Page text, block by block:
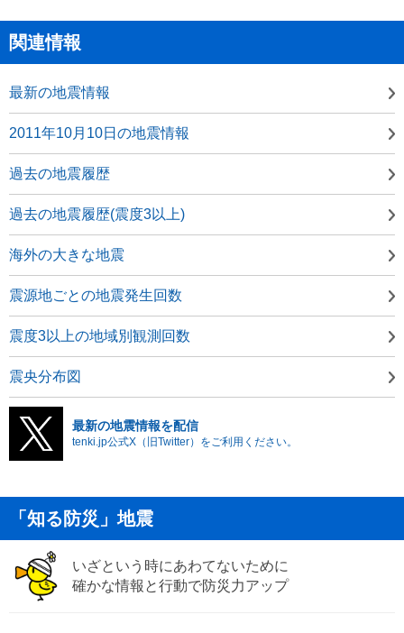
関連情報
最新の地震情報
2011年10月10日の地震情報
過去の地震履歴
過去の地震履歴(震度3以上)
海外の大きな地震
震源地ごとの地震発生回数
震度3以上の地域別観測回数
震央分布図
最新の地震情報を配信
tenki.jp公式X（旧Twitter）をご利用ください。
「知る防災」地震
いざという時にあわてないために
確かな情報と行動で防災力アップ